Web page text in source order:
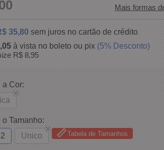
Mais formas
35,80 sem juros no cartão de crédito
à vista no boleto ou pix (5% Desconto)
R$ 8,95
a Cor:
Tamanho:
Unico Tabela de Tamanhos